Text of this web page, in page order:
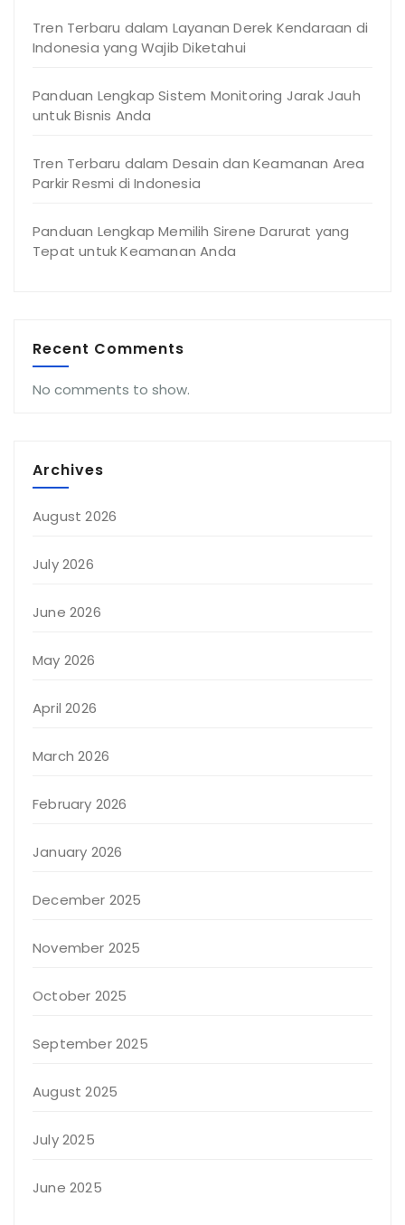
Tren Terbaru dalam Layanan Derek Kendaraan di
Indonesia yang Wajib Diketahui
Panduan Lengkap Sistem Monitoring Jarak Jauh
untuk Bisnis Anda
Tren Terbaru dalam Desain dan Keamanan Area
Parkir Resmi di Indonesia
Panduan Lengkap Memilih Sirene Darurat yang
Tepat untuk Keamanan Anda
Recent Comments
No comments to show.
Archives
August 2026
July 2026
June 2026
May 2026
April 2026
March 2026
February 2026
January 2026
December 2025
November 2025
October 2025
September 2025
August 2025
July 2025
June 2025